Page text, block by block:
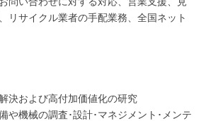
リサイクル業者の手配業務、全国ネット
決および高付加価値化の研究
や機械の調査･設計･マネジメント･メンテ